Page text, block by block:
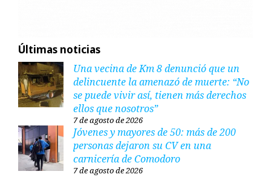
Últimas noticias
Una vecina de Km 8 denunció que un
delincuente la amenazó de muerte: “No
se puede vivir así, tienen más derechos
ellos que nosotros”
7 de agosto de 2026
Jóvenes y mayores de 50: más de 200
personas dejaron su CV en una
carnicería de Comodoro
7 de agosto de 2026